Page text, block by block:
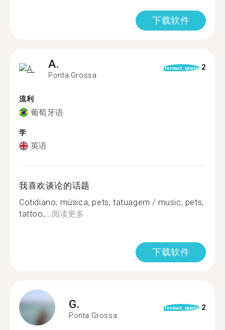
下载软件
A.
Ponta Grossa
format_quote 2
流利
葡萄牙语
学
英语
我喜欢谈论的话题
Cotidiano, música, pets, tatuagem / music, pets,
tattoo,...阅读更多
下载软件
G.
Ponta Grossa
format_quote 2